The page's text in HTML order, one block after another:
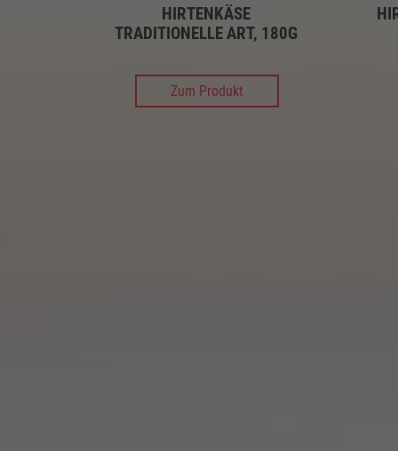
HIRTENKÄSE
TRADITIONELLE ART, 180G
Zum Produkt